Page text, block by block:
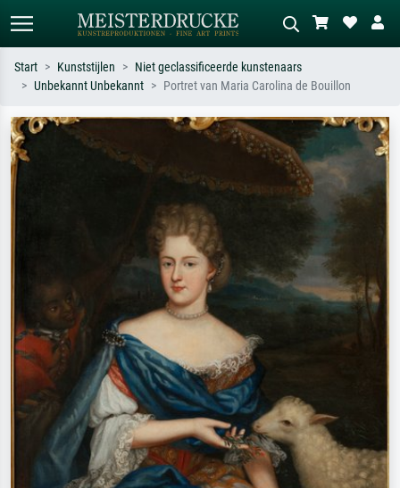
Zoek op kunstenaar, titel of stijl – bijv.
Monet, Sterrennacht, impressionisme,
Hokusai-golf, naakt.
Beschrijf de scène – bijv. groene
weide, abstract met veel rood, donker
olieverfschilderij, staand naakt naast
een boom.
Start Kunststijlen
Niet geclassificeerde kunstenaars
Unbekannt Unbekannt
Portret van Maria Carolina de Bouillon